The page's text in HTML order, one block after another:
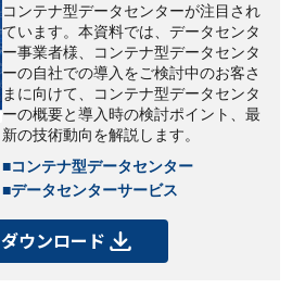
コンテナ型データセンターが注目され
ています。本資料では、データセンタ
ー事業者様、コンテナ型データセンタ
ーの自社での導入をご検討中のお客さ
まに向けて、コンテナ型データセンタ
ーの概要と導入時の検討ポイント、最
新の技術動向を解説します。
■コンテナ型データセンター
■データセンターサービス
ダウンロード